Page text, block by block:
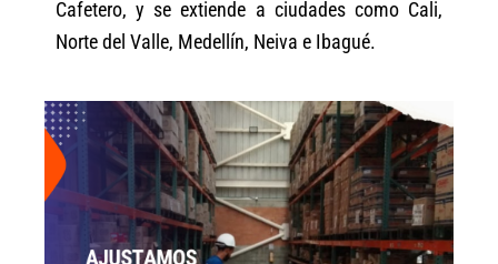
Cafetero, y se extiende a ciudades como Cali,
Norte del Valle, Medellín, Neiva e Ibagué.